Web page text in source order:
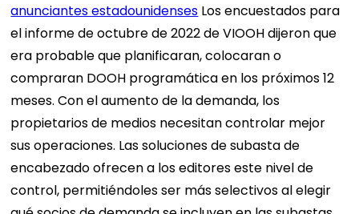
anunciantes estadounidenses Los encuestados para
el informe de octubre de 2022 de VIOOH dijeron que
era probable que planificaran, colocaran o
compraran DOOH programática en los próximos 12
meses. Con el aumento de la demanda, los
propietarios de medios necesitan controlar mejor
sus operaciones. Las soluciones de subasta de
encabezado ofrecen a los editores este nivel de
control, permitiéndoles ser más selectivos al elegir